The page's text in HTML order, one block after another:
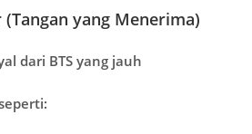
yang Menerima)
dari BTS yang jauh